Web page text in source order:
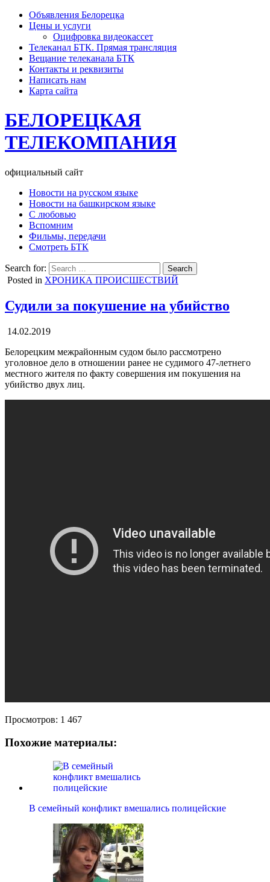
Объявления Белорецка
Цены и услуги
Оцифровка видеокассет
Телеканал БТК. Прямая трансляция
Вещание телеканала БТК
Контакты и реквизиты
Написать нам
Карта сайта
БЕЛОРЕЦКАЯ
ТЕЛЕКОМПАНИЯ
официальный сайт
Новости на русском языке
Новости на башкирском языке
С любовью
Вспомним
Фильмы, передачи
Смотреть БТК
Search for:
Posted in ХРОНИКА ПРОИСШЕСТВИЙ
Судили за покушение на убийство
14.02.2019
Белорецким межрайонным судом было рассмотрено
уголовное дело в отношении ранее не судимого 47-летнего
местного жителя по факту совершения им покушения на
убийство двух лиц.
Просмотров: 1 467
Похожие материалы:
В семейный конфликт вмешались полицейские